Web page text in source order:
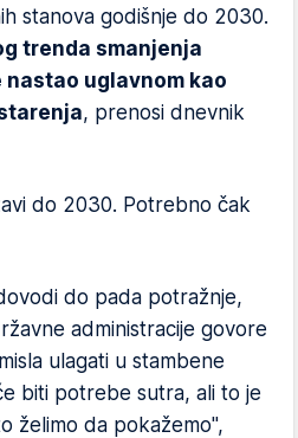
stanova godišnje do 2030.
trenda smanjenja
uglavnom kao
, prenosi dnevnik
do 2030. Potrebno čak
do pada potražnje,
administracije govore
ulagati u stambene
biti potrebe sutra, ali to je
želimo da pokažemo",